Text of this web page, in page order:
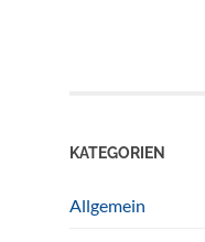
KATEGORIEN
Allgemein